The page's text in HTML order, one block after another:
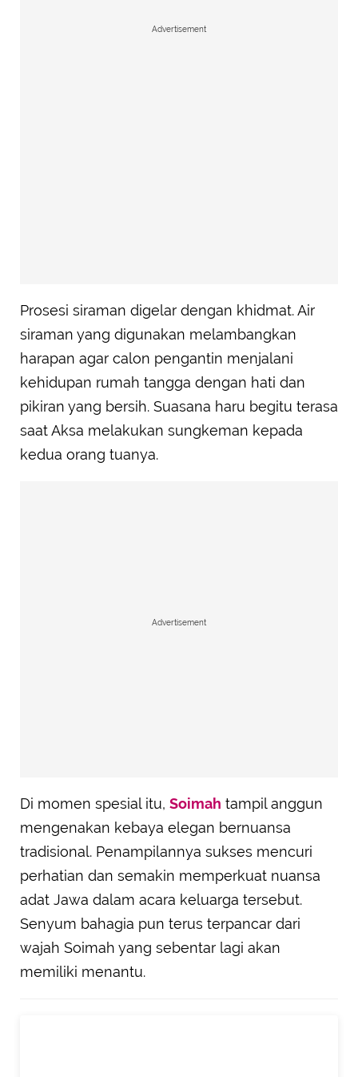
Advertisement
Prosesi siraman digelar dengan khidmat. Air
siraman yang digunakan melambangkan
harapan agar calon pengantin menjalani
kehidupan rumah tangga dengan hati dan
pikiran yang bersih. Suasana haru begitu terasa
saat Aksa melakukan sungkeman kepada
kedua orang tuanya.
Advertisement
Di momen spesial itu, Soimah tampil anggun
mengenakan kebaya elegan bernuansa
tradisional. Penampilannya sukses mencuri
perhatian dan semakin memperkuat nuansa
adat Jawa dalam acara keluarga tersebut.
Senyum bahagia pun terus terpancar dari
wajah Soimah yang sebentar lagi akan
memiliki menantu.